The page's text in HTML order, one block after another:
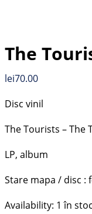
The
lei70.00
Disc vinil
The Tourists – The
LP, album
Stare mapa / disc
Availability: 1 în stoc